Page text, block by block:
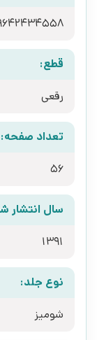
قطع:
رقعی
تعداد صفحه:
56
سال انتشار
1391
نوع جلد:
شومیز